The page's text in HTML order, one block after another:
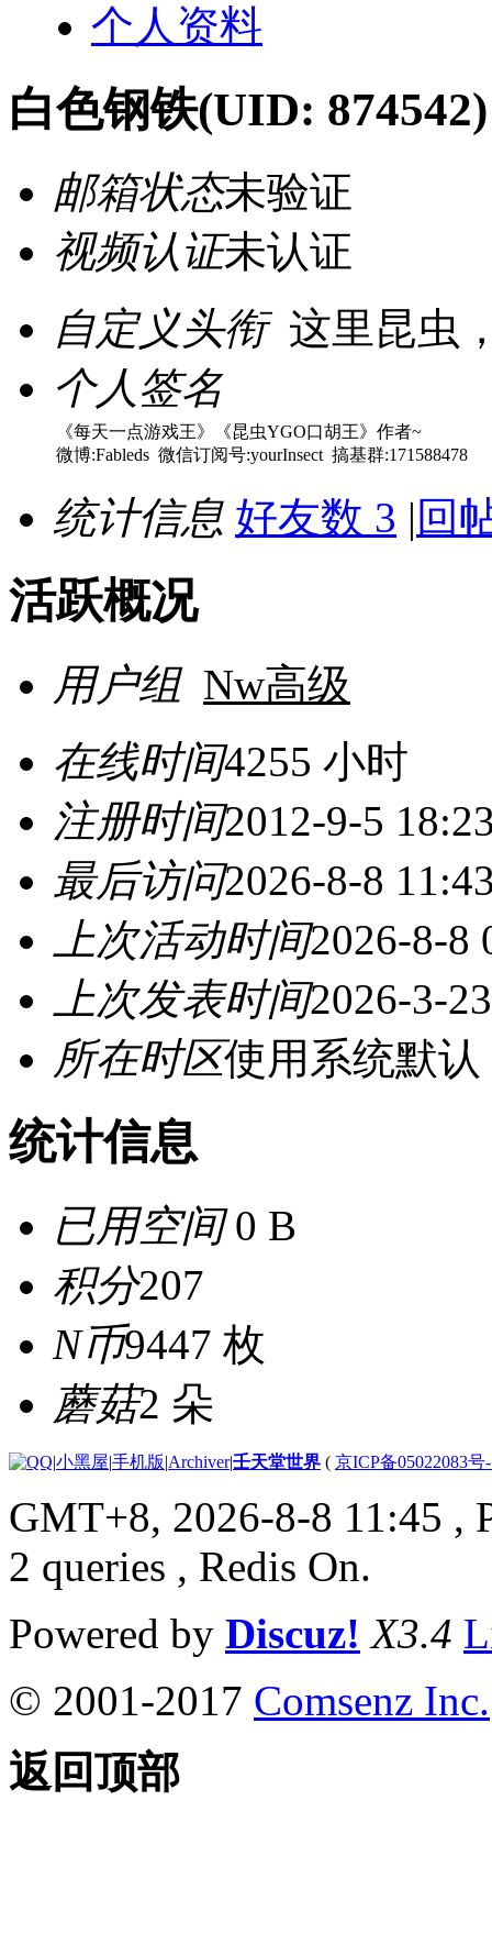
个人资料
白色钢铁(UID: 874542)
邮箱状态未验证
视频认证未认证
自定义头衔 这里昆虫
个人签名
《每天一点游戏王》《昆虫YGO口胡王》作者~
微博:Fableds 微信订阅号:yourInsect 搞基群:171588478
统计信息 好友数 3 | 回
活跃概况
用户组 Nw高级
在线时间4255 小时
注册时间2012-9-5
最后访问2026-8-8
上次活动时间2026-8-8
上次发表时间2026-3-
所在时区使用系统默认
统计信息
已用空间0 B
积分207
N币9447 枚
蘑菇2 朵
|小黑屋|手机版|Archiver|壬天堂世界 ( 京ICP备05022083号
GMT+8, 2026-8-8 11:45 ,
2 queries , Redis On.
Powered by Discuz! X3.4
© 2001-2017 Comsenz Inc.
返回顶部